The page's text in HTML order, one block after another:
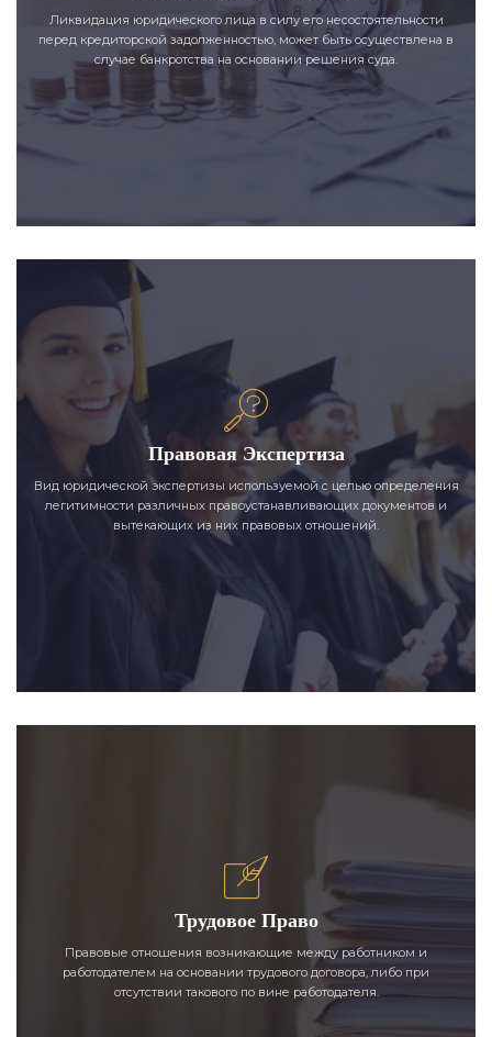
Ликвидация юридического лица в силу его несостоятельности
перед кредиторской задолженностью, может быть осуществлена в
случае банкротства на основании решения суда.
Правовая Экспертиза
Вид юридической экспертизы используемой с целью определения
легитимности различных правоустанавливающих документов и
вытекающих из них правовых отношений.
Трудовое Право
Правовые отношения возникающие между работником и
работодателем на основании трудового договора, либо при
отсутствии такового по вине работодателя.